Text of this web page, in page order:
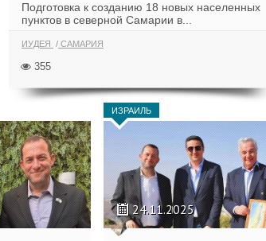
Подготовка к созданию 18 новых населенных
пунктов в северной Самарии в...
ИУДЕЯ САМАРИЯ
355
ИЗРАИЛЬ
24.11.2025